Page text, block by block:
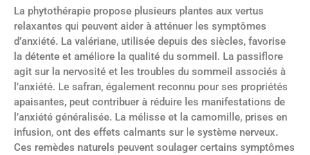
La phytothérapie propose plusieurs plantes aux vertus
relaxantes qui peuvent aider à atténuer les symptômes
d’anxiété. La valériane, utilisée depuis des siècles, favorise
la détente et améliore la qualité du sommeil. La passiflore
agit sur la nervosité et les troubles du sommeil associés à
l’anxiété. Le safran, également reconnu pour ses propriétés
apaisantes, peut contribuer à réduire les manifestations de
l’anxiété généralisée. La mélisse et la camomille, prises en
infusion, ont des effets calmants sur le système nerveux.
Ces remèdes naturels peuvent soulager certains symptômes